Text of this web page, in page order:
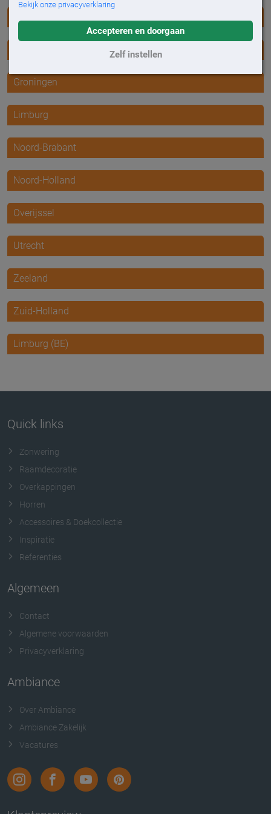
Bekijk onze privacyverklaring
Accepteren en doorgaan
Zelf instellen
Groningen
Limburg
Noord-Brabant
Noord-Holland
Overijssel
Utrecht
Zeeland
Zuid-Holland
Limburg (BE)
Quick links
Zonwering
Raamdecoratie
Overkappingen
Horren
Accessoires & Doekcollectie
Inspiratie
Referenties
Algemeen
Contact
Algemene voorwaarden
Privacyverklaring
Ambiance
Over Ambiance
Ambiance Zakelijk
Vacatures